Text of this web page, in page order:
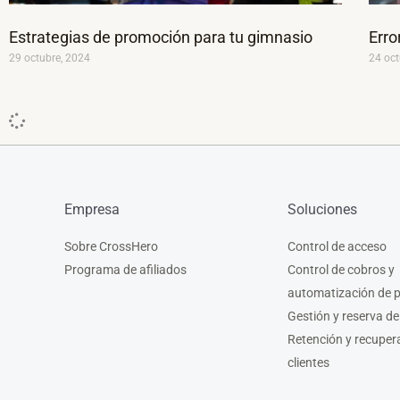
Estrategias de promoción para tu gimnasio
29 octubre, 2024 24
Empresa
Sobre CrossHero
Programa de afiliados
Soluciones
Control de acceso
Control de cobros y
automatización de
Gestión y reserva
Retención y
clientes